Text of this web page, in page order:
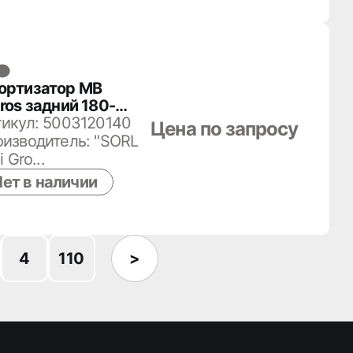
MB
задний 180-
190
5003120140
"SORL
Gro...
в наличии
Цена по запросу
4 110 >